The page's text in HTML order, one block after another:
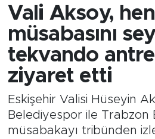
Vali Aksoy,
müsabasını
tekvando
ziyaret etti
Eskişehir Valisi Hüseyin
Belediyespor ile Trabzon
müsabakayı tribünden
Siyaset
Spor
Ekonomi
Eğitim
Trafik Durumu
Süper Lig Puan Durumu
Tüm Manşetler
Son Dakika Haberleri
Haber Arşivi